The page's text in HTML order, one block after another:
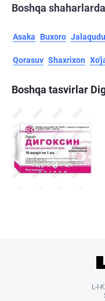
Boshqa
Asaka Buxoro
Qorasuv Shaxrixon
Boshqa tasvirlar
L-I-